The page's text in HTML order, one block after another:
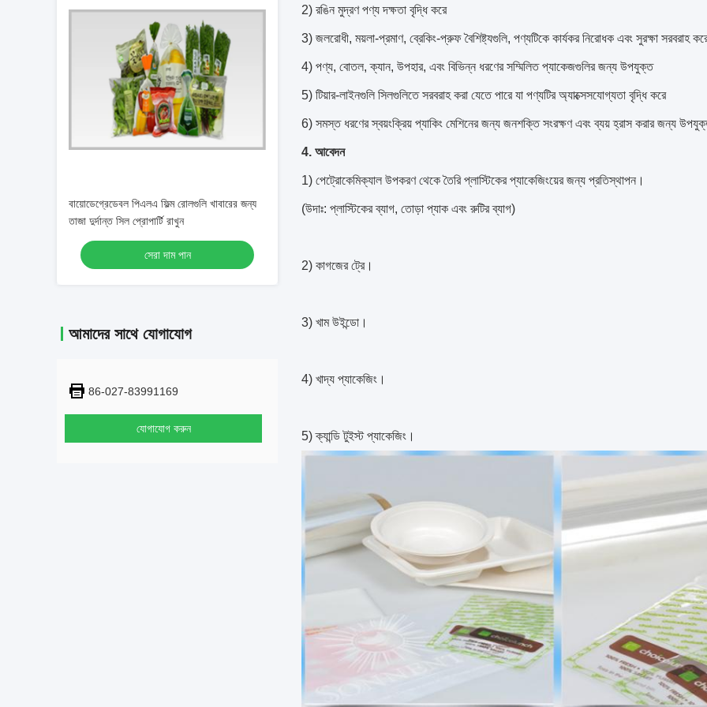
বায়োডেগ্রেডেবল পিএলএ ফিল্ম রোলগুলি খাবারের জন্য
তাজা দুর্দান্ত সিল প্রোপার্টি রাখুন
সেরা দাম পান
আমাদের সাথে যোগাযোগ
86-027-83991169
যোগাযোগ করুন
2) রঙিন মুদ্রণ পণ্য দক্ষতা বৃদ্ধি করে
3) জলরোধী, ময়লা-প্রমাণ, ব্রেকিং-প্রুফ বৈশিষ্ট্যগুলি, পণ্যটিকে কার্যকর নিরোধক এবং সুরক্ষা সরবরাহ
4) পণ্য, বোতল, ক্যান, উপহার, এবং বিভিন্ন ধরণের সম্মিলিত প্যাকেজগুলির জন্য উপযুক্ত
5) টিয়ার-লাইনগুলি সিলগুলিতে সরবরাহ করা যেতে পারে যা পণ্যটির অ্যাক্সেসযোগ্যতা বৃদ্ধি করে
6) সমস্ত ধরণের স্বয়ংক্রিয় প্যাকিং মেশিনের জন্য জনশক্তি সংরক্ষণ এবং ব্যয় হ্রাস করার জন্য
4. আবেদন
1) পেট্রোকেমিক্যাল উপকরণ থেকে তৈরি প্লাস্টিকের প্যাকেজিংয়ের জন্য প্রতিস্থাপন।
(উদাঃ: প্লাস্টিকের ব্যাগ, তোড়া প্যাক এবং রুটির ব্যাগ)
2) কাগজের ট্রে।
3) খাম উইন্ডো।
4) খাদ্য প্যাকেজিং।
5) ক্যান্ডি টুইস্ট প্যাকেজিং।